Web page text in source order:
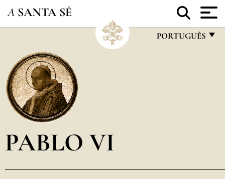
A SANTA SÉ
PORTUGUÊS
POLSKI
PABLO VI